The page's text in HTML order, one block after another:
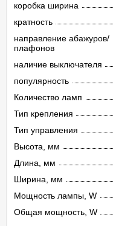
коробка ширина
кратность
направление абажуров/
плафонов
наличие выключателя
популярность
Количество ламп
Тип крепления
Тип управления
Высота, мм
Длина, мм
Ширина, мм
Мощность лампы, W
Общая мощность, W